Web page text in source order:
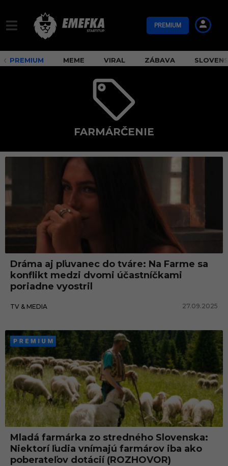
PREMIUM
PREMIUM MEME VIRAL ZÁBAVA
FARMÁRČENIE
a
r
m
á
r
č
e
n
Dráma aj pľuvanec do tváre: Na Farme sa
konflikt medzi dvomi účastníčkami
poriadne vyostril
TV & MEDIA 27.09.2025
Mladá farmárka zo stredného Slovenska:
Niektorí ľudia vnímajú farmárov iba ako
poberateľov dotácií (ROZHOVOR)